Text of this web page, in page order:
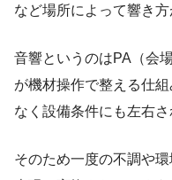
など場所によって響き方
音響というのはPA（会
が機材操作で整える仕
なく設備条件にも左右さ
そのため一度の不調や